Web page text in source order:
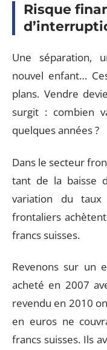
Risque
Une séparation,
nouvel enfant…
plans. Vendre
surgit : combien
quelques années ?
Dans le secteur
tant de la baisse
variation du
frontaliers
francs suisses.
Revenons sur un
acheté en 2007
revendu en 2010
en euros ne
francs suisses. Ils